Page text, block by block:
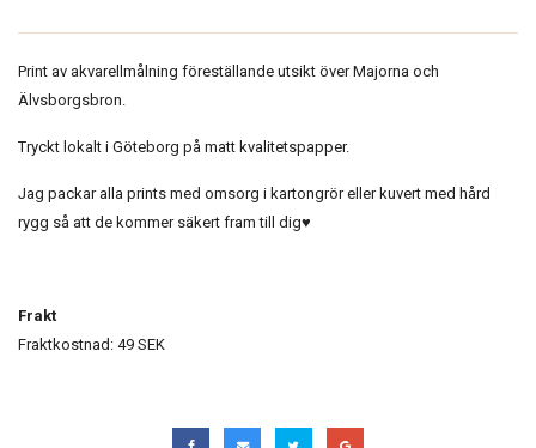
Print av akvarellmålning föreställande utsikt över Majorna och
Älvsborgsbron.
Tryckt lokalt i Göteborg på matt kvalitetspapper.
Jag packar alla prints med omsorg i kartongrör eller kuvert med hård
rygg så att de kommer säkert fram till dig♥︎
Frakt
Fraktkostnad: 49 SEK